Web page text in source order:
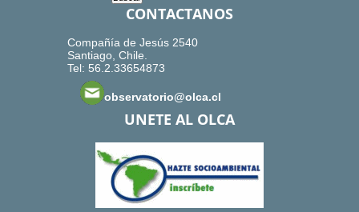
CONTACTANOS
Compañía de Jesús 2540
Santiago, Chile.
Tel: 56.2.33654873
observatorio@olca.cl
UNETE AL OLCA